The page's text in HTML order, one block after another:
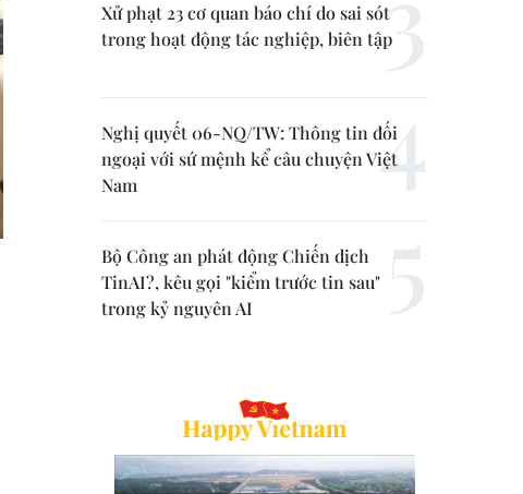
Xử phạt 23 cơ quan báo chí do sai sót
trong hoạt động tác nghiệp, biên tập
Nghị quyết 06-NQ/TW: Thông tin đối
ngoại với sứ mệnh kể câu chuyện Việt
Nam
Bộ Công an phát động Chiến dịch
TinAI?, kêu gọi "kiểm trước tin sau"
trong kỷ nguyên AI